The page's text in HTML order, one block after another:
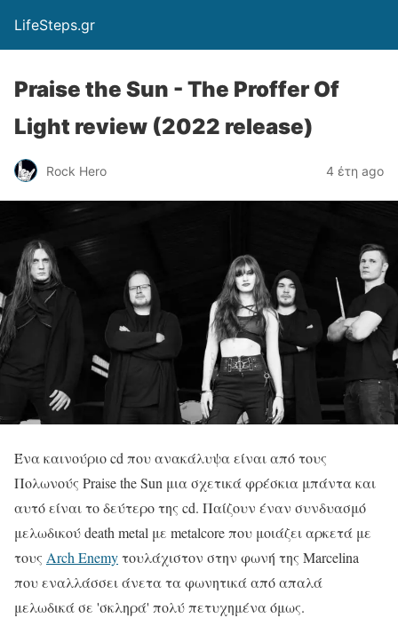
LifeSteps.gr
Praise the Sun - The Proffer Of
Light review (2022 release)
Rock Hero 4 έτη ago
Ένα καινούριο cd που ανακάλυψα είναι από τους
Πολωνούς Praise the Sun μια σχετικά φρέσκια μπάντα και
αυτό είναι το δεύτερο της cd. Παίζουν έναν συνδυασμό
μελωδικού death metal με metalcore που μοιάζει αρκετά με
τους Arch Enemyτουλάχιστον στην φωνή της Marcelina
που εναλλάσσει άνετα τα φωνητικά από απαλά
μελωδικά σε 'σκληρά' πολύ πετυχημένα όμως.